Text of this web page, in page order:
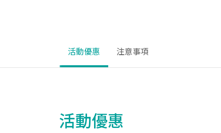
活動優惠 注意事項
活動優惠